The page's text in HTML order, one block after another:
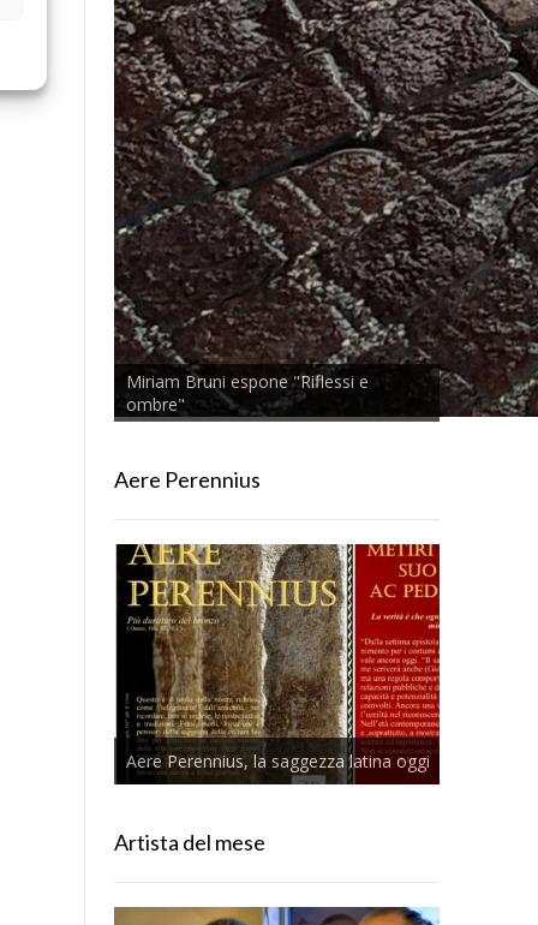
Miriam Bruni espone "Riflessi e
ombre"
Aere Perennius
Aere Perennius, la saggezza latina oggi
Artista del mese